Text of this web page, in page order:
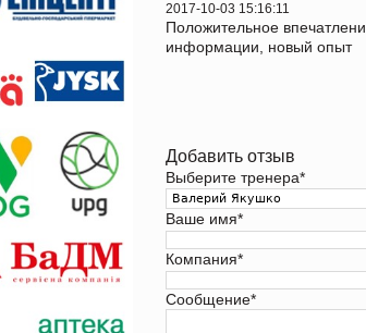
2017-10-03 15:16:11
Положительное
информации, новый опыт
Добавить отзыв
Выберите тренера*
Ваше имя*
Компания*
Сообщение*